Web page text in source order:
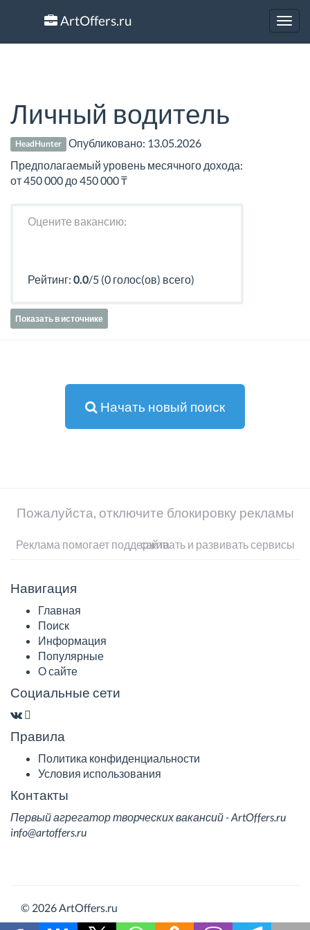
ArtOffers.ru
Личный водитель
HeadHunter Опубликовано: 13.05.2026
Предполагаемый уровень месячного дохода:
от 450 000 до 450 000 ₸
Оцените вакансию:
Рейтинг: 0.0/5 (0 голос(ов) всего)
Показать в источнике
Начать новый поиск
Пожалуйста, отключите блокировку рекламы
Реклама помогает поддерживать и развивать сервисы сайта
Навигация
Главная
Поиск
Информация
Популярные
О сайте
Социальные сети
Правила
Политика конфиденциальности
Условия использования
Контакты
Первый агрегатор творческих вакансий - ArtOffers.ru
info@artoffers.ru
© 2026 ArtOffers.ru